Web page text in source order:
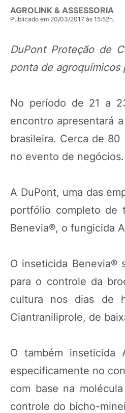
AGROLINK & ASSESSORIA
Publicado em 20/03/2017 às 15:52h.
DuPont Proteção de
ponta de agroquímicos
No período de 21 a
encontro apresentará
brasileira. Cerca de
no evento de negócios.
A DuPont, uma das
portfólio completo de
Benevia®, o fungicida
O inseticida Benevia®
para o controle da
cultura nos dias de
Ciantraniliprole, de
O também inseticida
especificamente no
com base na
controle do bicho-